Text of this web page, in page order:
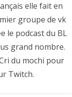
elle fait en
groupe de vk
le podcast du BL
grand nombre.
du mochi pour
Twitch.